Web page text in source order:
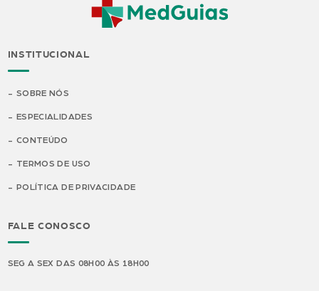
INSTITUCIONAL
SOBRE NÓS
ESPECIALIDADES
CONTEÚDO
TERMOS DE USO
POLÍTICA DE PRIVACIDADE
FALE CONOSCO
SEG A SEX DAS 08H00 ÀS 18H00